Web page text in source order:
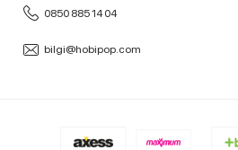
0850 885 14 04
bilgi@hobipop.com